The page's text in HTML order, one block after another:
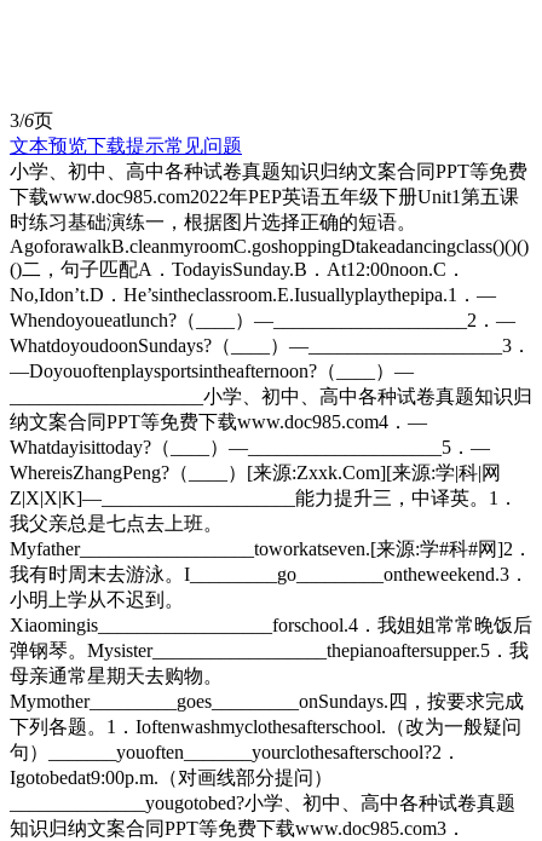
3/6页
文本预览下载提示常见问题
小学、初中、高中各种试卷真题知识归纳文案合同PPT等免费
下载www.doc985.com2022年PEP英语五年级下册Unit1第五课
时练习基础演练一，根据图片选择正确的短语。
AgoforawalkB.cleanmyroomC.goshoppingDtakeadancingclass()()()
()二，句子匹配A．TodayisSunday.B．At12:00noon.C．
No,Idon’t.D．He’sintheclassroom.E.Iusuallyplaythepipa.1．—
Whendoyoueatlunch?（____）—____________________2．—
WhatdoyoudoonSundays?（____）—____________________3．
—Doyouoftenplaysportsintheafternoon?（____）—
____________________小学、初中、高中各种试卷真题知识归
纳文案合同PPT等免费下载www.doc985.com4．—
Whatdayisittoday?（____）—____________________5．—
WhereisZhangPeng?（____）[来源:Zxxk.Com][来源:学|科|网
Z|X|X|K]—____________________能力提升三，中译英。1．
我父亲总是七点去上班。
Myfather__________________toworkatseven.[来源:学#科#网]2．
我有时周末去游泳。I_________go_________ontheweekend.3．
小明上学从不迟到。
Xiaomingis__________________forschool.4．我姐姐常常晚饭后
弹钢琴。Mysister__________________thepianoaftersupper.5．我
母亲通常星期天去购物。
Mymother_________goes_________onSundays.四，按要求完成
下列各题。1．Ioftenwashmyclothesafterschool.（改为一般疑问
句）_______youoften_______yourclothesafterschool?2．
Igotobedat9:00p.m.（对画线部分提问）
______________yougotobed?小学、初中、高中各种试卷真题
知识归纳文案合同PPT等免费下载www.doc985.com3．